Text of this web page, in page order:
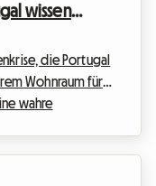
wissen
die Portugal
Wohnraum für
wahre